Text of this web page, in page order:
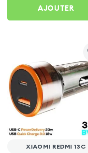
AJOUTER
XIAOMI REDMI 13C